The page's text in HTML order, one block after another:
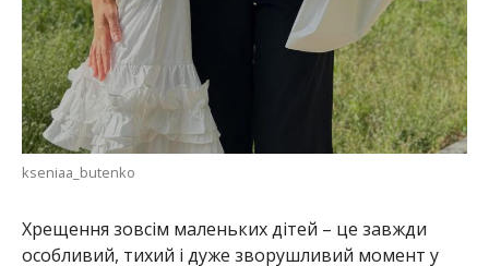
kseniaa_butenko
Хрещення зовсім маленьких дітей – це завжди
особливий, тихий і дуже зворушливий момент у